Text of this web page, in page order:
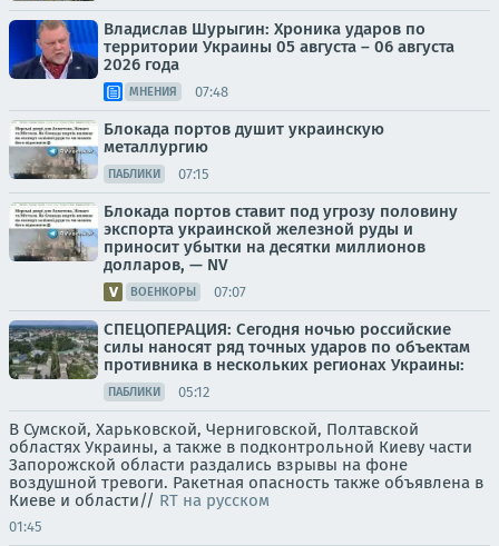
Владислав Шурыгин: Хроника ударов по
территории Украины 05 августа – 06 августа
2026 года
МНЕНИЯ 07:48
Блокада портов душит украинскую
металлургию
ПАБЛИКИ 07:15
Блокада портов ставит под угрозу половину
экспорта украинской железной руды и
приносит убытки на десятки миллионов
долларов, — NV
ВОЕНКОРЫ 07:07
СПЕЦОПЕРАЦИЯ: Сегодня ночью российские
силы наносят ряд точных ударов по объектам
противника в нескольких регионах Украины:
ПАБЛИКИ 05:12
В Сумской, Харьковской, Черниговской, Полтавской
областях Украины, а также в подконтрольной Киеву части
Запорожской области раздались взрывы на фоне
воздушной тревоги. Ракетная опасность также объявлена в
Киеве и области// RT на русском
01:45